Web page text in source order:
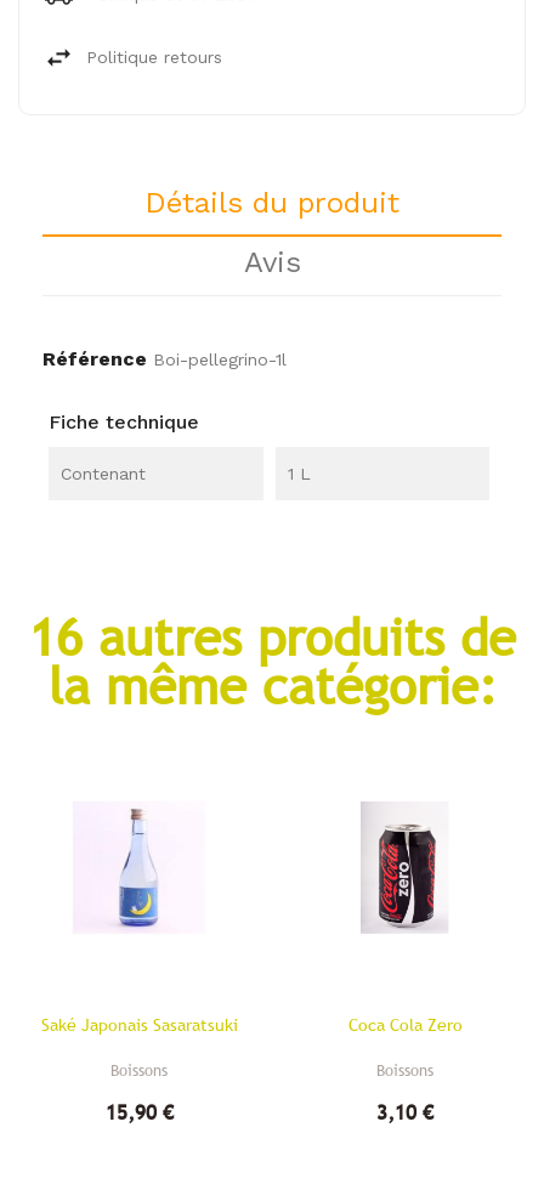
Politique retours
Détails du produit
Avis
Référence Boi-pellegrino-1l
Fiche technique
Contenant 1 L
16 autres produits de
la même catégorie:
Saké Japonais Sasaratsuki
Boissons
15,90 €
Coca Cola Zero
Boissons
3,10 €